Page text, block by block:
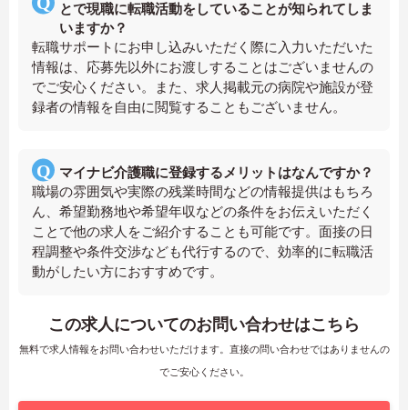
とで現職に転職活動をしていることが知られてしま
いますか？
転職サポートにお申し込みいただく際に入力いただいた
情報は、応募先以外にお渡しすることはございませんの
でご安心ください。また、求人掲載元の病院や施設が登
録者の情報を自由に閲覧することもございません。
マイナビ介護職に登録するメリットはなんですか？
職場の雰囲気や実際の残業時間などの情報提供はもちろ
ん、希望勤務地や希望年収などの条件をお伝えいただく
ことで他の求人をご紹介することも可能です。面接の日
程調整や条件交渉なども代行するので、効率的に転職活
動がしたい方におすすめです。
この求人についてのお問い合わせはこちら
無料で求人情報をお問い合わせいただけます。直接の問い合わせではありませんの
でご安心ください。